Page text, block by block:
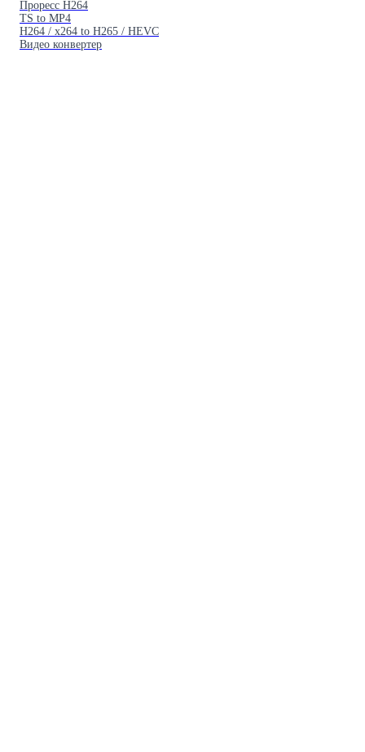
Проресс H264
TS to MP4
H264 / x264 to H265 / HEVC
Видео конвертер